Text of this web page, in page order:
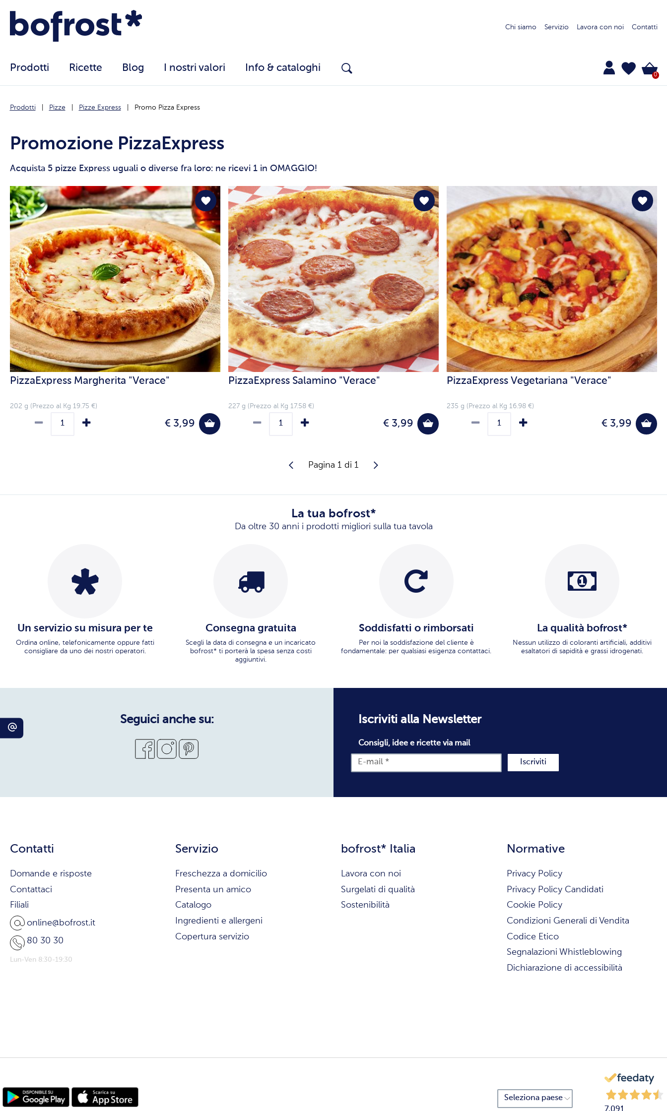
Chi siamo Servizio Lavora con noi Contatti
Prodotti Ricette Blog I nostri valori Info & cataloghi
0
Prodotti Pizze Pizze Express Promo Pizza Express
Promozione PizzaExpress
Acquista 5 pizze Express uguali o diverse fra loro: ne ricevi 1 in OMAGGIO!
PizzaExpress Margherita "Verace"
202 g (Prezzo al Kg 19.75 €)
€ 3,99
PizzaExpress Salamino "Verace"
227 g (Prezzo al Kg 17.58 €)
€ 3,99
PizzaExpress Vegetariana "Verace"
235 g (Prezzo al Kg 16.98 €)
€ 3,99
Pagina 1 di 1
La tua bofrost*
Da oltre 30 anni i prodotti migliori sulla tua tavola
Un servizio su misura per te
Ordina online, telefonicamente oppure fatti
consigliare da uno dei nostri operatori.
Consegna gratuita
Scegli la data di consegna e un incaricato
bofrost* ti porterà la spesa senza costi
aggiuntivi.
Soddisfatti o rimborsati
Per noi la soddisfazione del cliente è
fondamentale: per qualsiasi esigenza contattaci.
La qualità bofrost*
Nessun utilizzo di coloranti artificiali, additivi
esaltatori di sapidità e grassi idrogenati.
Contatti
Domande e risposte
Contattaci
Filiali
online@bofrost.it
80 30 30
Lun-Ven 8:30-19:30
Servizio
Freschezza a domicilio
Presenta un amico
Catalogo
Ingredienti e allergeni
Copertura servizio
bofrost* Italia
Lavora con noi
Surgelati di qualità
Sostenibilità
Normative
Privacy Policy
Privacy Policy Candidati
Cookie Policy
Condizioni Generali di Vendita
Codice Etico
Segnalazioni Whistleblowing
Dichiarazione di accessibilità
Seguici anche su: Iscriviti alla Newsletter
Consigli, idee e ricette via mail
Iscriviti
7.091